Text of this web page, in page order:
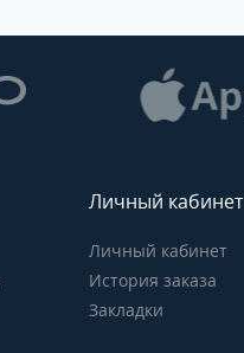
Личный кабинет
Личный кабинет
История заказа
Закладки